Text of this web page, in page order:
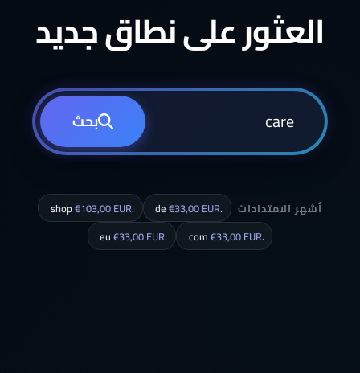
العثور على نطاق جديد
بحث
أشهر الامتدادات .de
€33,00 EUR
.shop
€103,00 EUR
.com
€33,00 EUR
.eu
€33,00 EUR